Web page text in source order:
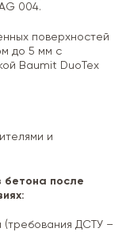
004.
поверхностей
до 5 мм с
Baumit DuoTex
и
бетона после
(требования ДСТУ –